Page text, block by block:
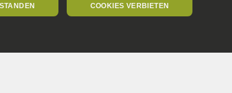
COOKIES VERBIETEN